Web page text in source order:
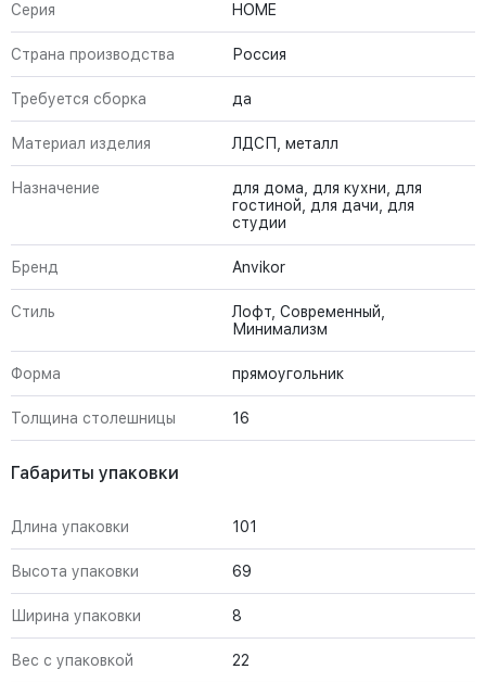
Серия HOME
Страна производства Россия
Требуется сборка да
Материал изделия ЛДСП, металл
Назначение
для дома, для кухни, для
гостиной, для дачи, для
студии
Бренд Anvikor
Стиль
Лофт, Современный,
Минимализм
Форма прямоугольник
Толщина столешницы 16
Габариты упаковки
Длина упаковки 101
Высота упаковки 69
Ширина упаковки 8
Вес с упаковкой 22